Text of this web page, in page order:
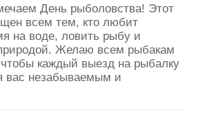
День рыболовства! Этот
всем тем, кто любит
на воде, ловить рыбу и
Желаю всем рыбакам
каждый выезд на рыбалку
вас незабываемым и